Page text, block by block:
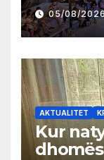
05/08/
AKTUALITET
Kur